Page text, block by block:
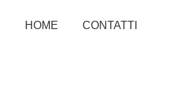
HOME CONTATTI